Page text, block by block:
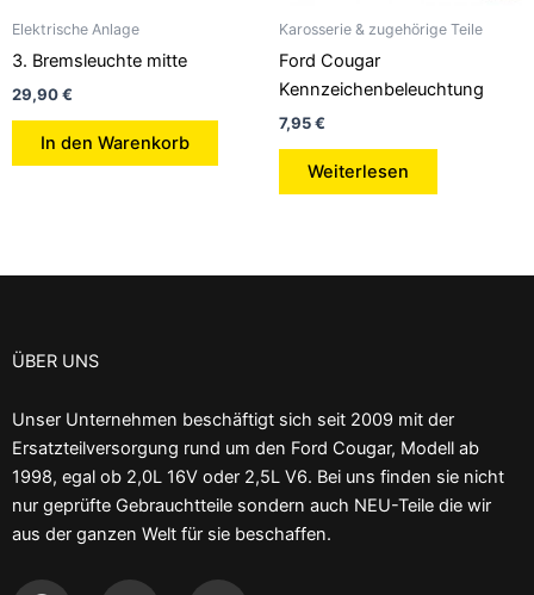
Elektrische Anlage
3. Bremsleuchte mitte
29,90€
In den Warenkorb
Karosserie & zugehörige Teile
Ford Cougar
Kennzeichenbeleuchtung
7,95€
Weiterlesen
ÜBER UNS
Unser Unternehmen beschäftigt sich seit 2009 mit der
Ersatzteilversorgung rund um den Ford Cougar, Modell ab
1998, egal ob 2,0L 16V oder 2,5L V6. Bei uns finden sie nicht
nur geprüfte Gebrauchtteile sondern auch NEU-Teile die wir
aus der ganzen Welt für sie beschaffen.